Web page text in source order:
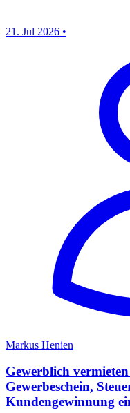
21. Jul 2026 •
Markus Henien
Gewerblich
Gewerbeschein,
Kundengewinnung